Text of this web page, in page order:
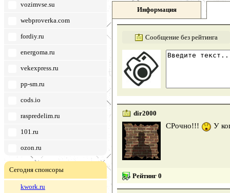
vozimvse.su
webproverka.com
fordiy.ru
energoma.ru
vekexpress.ru
pp-sm.ru
cods.io
raspredelim.ru
101.ru
ozon.ru
Сегодня спонсоры
kwork.ru
Информация
Сообщение без рейтинга
dir2000
СРочно!!! У
Рейтинг 0